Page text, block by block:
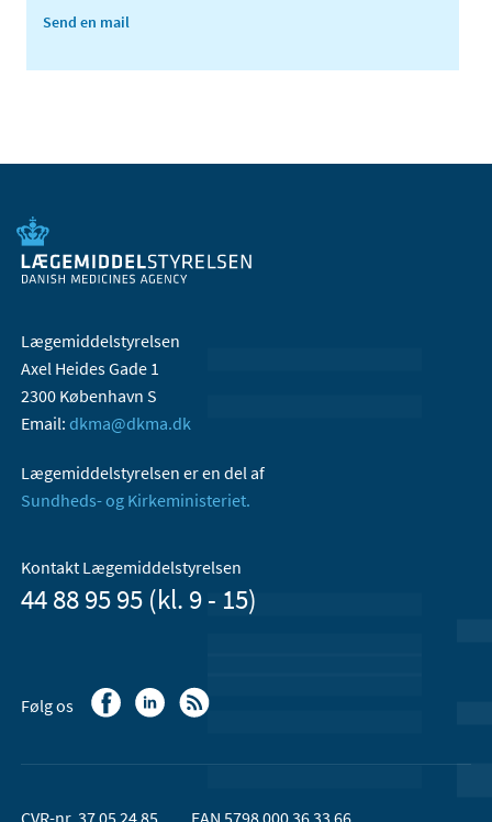
Send en mail
Lægemiddelstyrelsen
Axel Heides Gade 1
2300 København S
Email: dkma@dkma.dk
Lægemiddelstyrelsen er en del af
Sundheds- og Kirkeministeriet.
Kontakt Lægemiddelstyrelsen
44 88 95 95 (kl. 9 - 15)
Følg os
CVR-nr. 37 05 24 85 EAN 5798 000 36 33 66